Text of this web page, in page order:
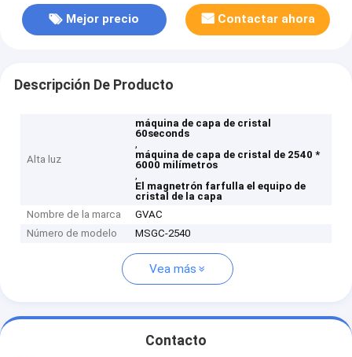
Mejor precio
Contactar ahora
Descripción De Producto
Alta luz
máquina de capa de cristal
60seconds
,
máquina de capa de cristal de 2540 *
6000 milímetros
,
El magnetrón farfulla el equipo de
cristal de la capa
Nombre de la marca
GVAC
Número de modelo
MSGC-2540
Vea más
Contacto